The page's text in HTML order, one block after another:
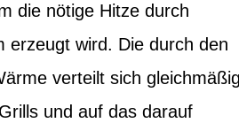
die nötige Hitze durch
erzeugt wird. Die durch den
verteilt sich
und auf das darauf